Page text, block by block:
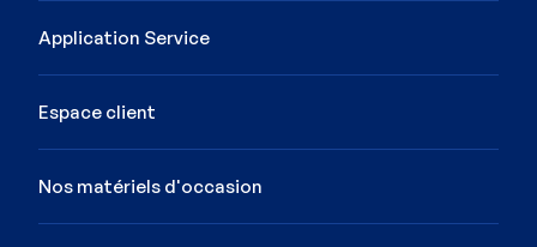
Application Service
Espace client
Nos matériels d'occasion